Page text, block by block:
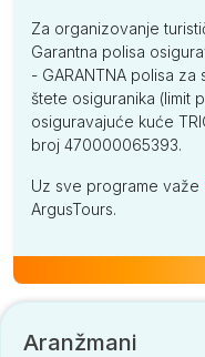
Za organizovanje
Garantna polisa
- GARANTNA polisa
štete osiguranika (limit
osiguravajuće kuće
broj 470000065393.
Uz sve programe važe
ArgusTours.
Aranžmani